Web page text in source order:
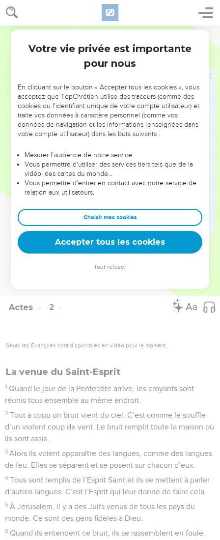
Actes 1
“Hakeldama”, c’est-à-dire “le champ du sang”.
« Dans le livre des Psaumes, on lit : “Que sa maison
devienne vide, et que personne ne l’habite.” « On lit aussi :
“Un autre homme doit le remplacer dans son travail.”
« Des hommes nous ont accompagnés pendant tout le
depuis que Jean l’a baptisé jusqu’au jour où il est monté
au ciel. Il faut donc qu’un de ces hommes devienne avec
nous témoin que Jésus s’est relevé de la mort. »
Alors on en présente deux : Joseph, appelé Barsabbas,
appelé aussi Justus, et Matthias.
Les croyants se mettent à prier en disant : « Seigneur, tu
connais le cœur de tous, montre-nous lequel de ces deux
hommes tu choisis.
Il sera apôtre et il prendra le travail que Judas a laissé pour
Ensuite, on tire au sort pour savoir qui le Seigneur va
choisir. C’est Matthias qui est choisi, et on l’ajoute au groupe
des onze apôtres.
© Société biblique française – Bibli’O, 2000, avec autorisation. Pour vous procurer
Actes 2
Seuls les Évangiles sont disponibles en vidéo pour le moment.
La venue du Saint-Esprit
1 Quand le jour de la Pentecôte arrive, les croyants sont
réunis tous ensemble au même endroit.
2 Tout à coup un bruit vient du ciel. C’est comme le souffle
d’un violent coup de vent. Le bruit remplit toute la maison où
ils sont assis.
3 Alors ils voient apparaître des langues, comme des langues
de feu. Elles se séparent et se posent sur chacun d’eux.
4 Tous sont remplis de l’Esprit Saint et ils se mettent à parler
d’autres langues. C’est l’Esprit qui leur donne de faire cela.
5 À Jérusalem, il y a des Juifs venus de tous les pays du
monde. Ce sont des gens fidèles à Dieu.
6 Quand ils entendent ce bruit, ils se rassemblent en foule.
Votre vie privée est importante
pour nous
En cliquant sur le bouton « Accepter tous les cookies », vous
acceptez que TopChrétien utilise des traceurs (comme des
cookies ou l'identifiant unique de votre compte utilisateur) et
traite vos données à caractère personnel (comme vos
données de navigation et les informations renseignées dans
votre compte utilisateur) dans les buts suivants :
Mesurer l'audience de notre service
Vous permettre d'utiliser des services tiers tels que de la
vidéo, des cartes du monde…
Vous permettre d'entrer en contact avec notre service de
relation aux utilisateurs.
Choisir mes cookies
Accepter tous les cookies
Tout refuser